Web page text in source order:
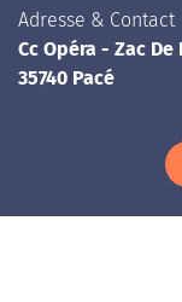
Adresse & Contact
Cc Opéra - Zac
35740 Pacé